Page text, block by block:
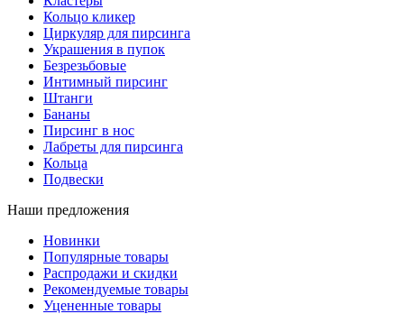
Кольцо кликер
Циркуляр для пирсинга
Украшения в пупок
Безрезьбовые
Интимный пирсинг
Штанги
Бананы
Пирсинг в нос
Лабреты для пирсинга
Кольца
Подвески
Наши предложения
Новинки
Популярные товары
Распродажи и скидки
Рекомендуемые товары
Уцененные товары